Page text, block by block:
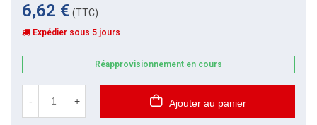
6,62 € (TTC)
Expédier sous 5 jours
Réapprovisionnement en cours
- + Ajouter au panier